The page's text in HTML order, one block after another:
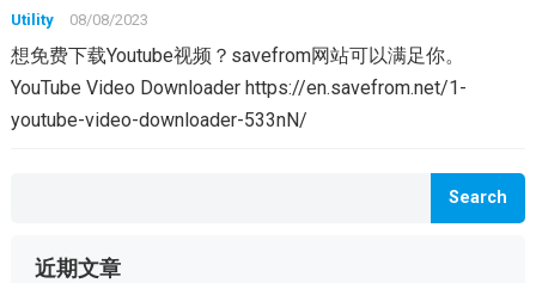
Utility 08/08/2023
想免费下载Youtube视频？savefrom网站可以满足你。
YouTube Video Downloader https://en.savefrom.net/1-
youtube-video-downloader-533nN/
Search
近期文章